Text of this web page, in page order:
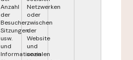
Anzahl
der
Besucher,
Sitzungen
usw.
und
Informationen
Netzwerken
oder
zwischen
der
Website
und
sozialen